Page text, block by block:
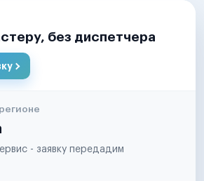
без диспетчера
- заявку передадим